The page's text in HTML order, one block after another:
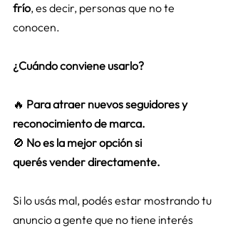
frío, es decir, personas que no te
conocen.
¿Cuándo conviene usarlo?
🔥 Para atraer nuevos seguidores y
reconocimiento de marca.
🚫 No es la mejor opción si
querés vender directamente.
Si lo usás mal, podés estar mostrando tu
anuncio a gente que no tiene interés